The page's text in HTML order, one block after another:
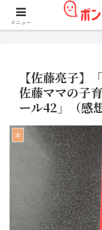
アフィリエイト広告を
【佐藤亮子
佐藤ママの子
ール42」（感
本
メニュー